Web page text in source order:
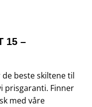
15 –
beste skiltene til
prisgaranti. Finner
med våre